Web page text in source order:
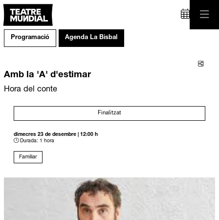
Programació Agenda La Bisbal
Amb la 'A' d'estimar
Hora del conte
Finalitzat
dimecres 23 de desembre
12:00 h
Durada: 1 hora
Familiar